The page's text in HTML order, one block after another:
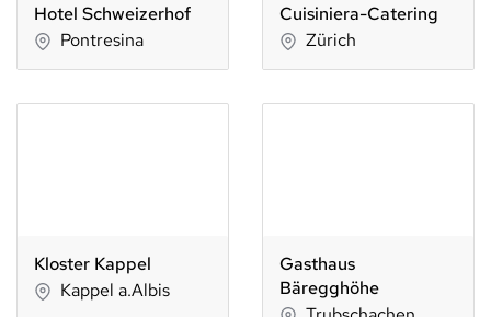
Hotel Schweizerhof
Pontresina
Cuisiniera-Catering
Zürich
Kloster Kappel
Kappel a.Albis
Gasthaus
Bäregghöhe